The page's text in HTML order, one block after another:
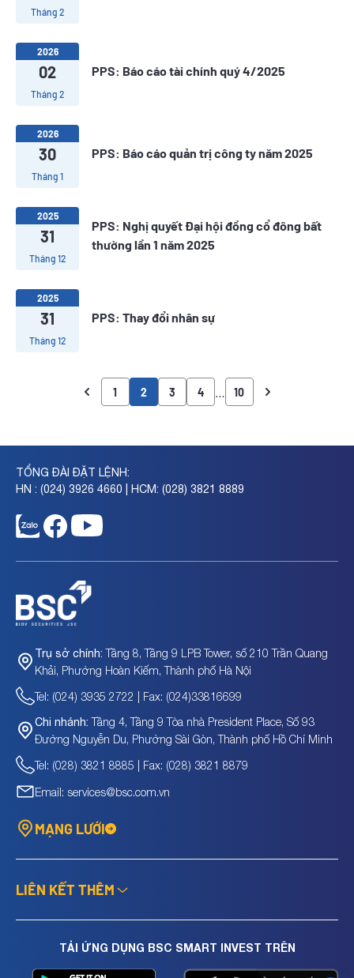
Tháng 2
2026
02
Tháng 2
PPS: Báo cáo tài chính quý 4/2025
2026
30
Tháng 1
PPS: Báo cáo quản trị công ty năm 2025
2025
31
Tháng 12
PPS: Nghị quyết Đại hội đồng cổ đông bất
thường lần 1 năm 2025
2025
31
Tháng 12
PPS: Thay đổi nhân sự
1 2 3 4 10
TỔNG ĐÀI ĐẶT LỆNH:
HN : (024) 3926 4660 | HCM: (028) 3821 8889
Trụ sở chính: Tầng 8, Tầng 9 LPB Tower, số 210 Trần Quang
Khải, Phường Hoàn Kiếm, Thành phố Hà Nội
Tel: (024) 3935 2722 | Fax: (024)33816699
Chi nhánh: Tầng 4, Tầng 9 Tòa nhà President Place, Số 93
Đường Nguyễn Du, Phường Sài Gòn, Thành phố Hồ Chí Minh
Tel: (028) 3821 8885 | Fax: (028) 3821 8879
Email: services@bsc.com.vn
MẠNG LƯỚI
LIÊN KẾT THÊM
TẢI ỨNG DỤNG BSC SMART INVEST TRÊN